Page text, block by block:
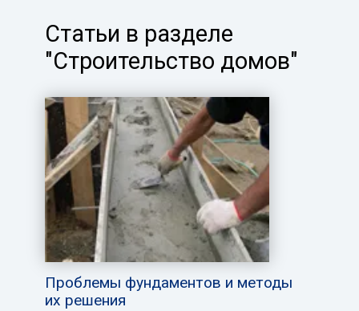
Статьи в разделе
"Строительство домов"
Проблемы фундаментов и методы
их решения